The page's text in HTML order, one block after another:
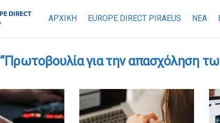
ΑΡΧΙΚΗ EUROPE DIRECT PIRAEUS ΝΕΑ
“Πρωτοβουλία για την απασχόληση